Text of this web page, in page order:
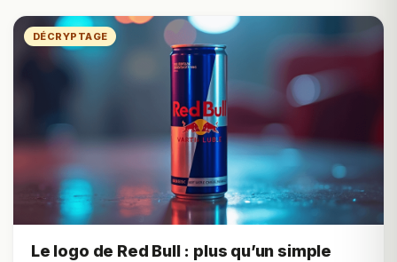
DÉCRYPTAGE
Le logo de Red Bull : plus qu’un simple